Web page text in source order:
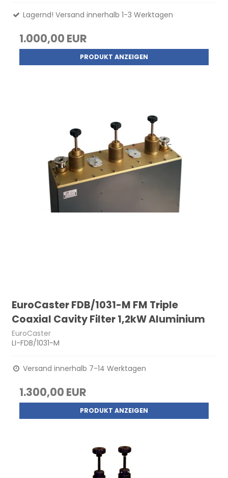
Lagernd! Versand innerhalb 1-3 Werktagen
1.000,00 EUR
PRODUKT ANZEIGEN
EuroCaster FDB/1031-M FM Triple
Coaxial Cavity Filter 1,2kW Aluminium
EuroCaster
LI-FDB/1031-M
Versand innerhalb 7-14 Werktagen
1.300,00 EUR
PRODUKT ANZEIGEN